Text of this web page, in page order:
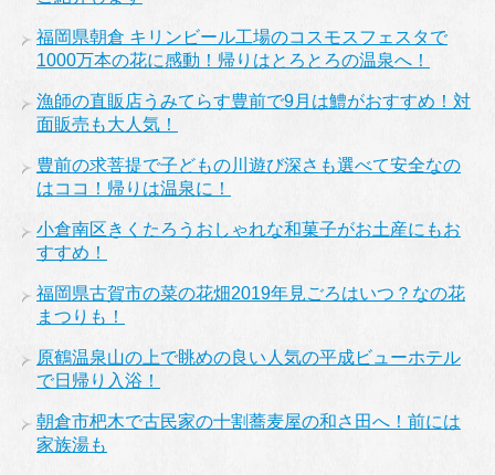
福岡県朝倉 キリンビール工場のコスモスフェスタで
1000万本の花に感動！帰りはとろとろの温泉へ！
漁師の直販店うみてらす豊前で9月は鱧がおすすめ！対
面販売も大人気！
豊前の求菩提で子どもの川遊び深さも選べて安全なの
はココ！帰りは温泉に！
小倉南区きくたろうおしゃれな和菓子がお土産にもお
すすめ！
福岡県古賀市の菜の花畑2019年見ごろはいつ？なの花
まつりも！
原鶴温泉山の上で眺めの良い人気の平成ビューホテル
で日帰り入浴！
朝倉市杷木で古民家の十割蕎麦屋の和さ田へ！前には
家族湯も